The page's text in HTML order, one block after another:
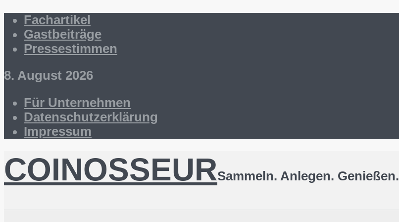
Fachartikel
Gastbeiträge
Pressestimmen
8. August 2026
Für Unternehmen
Datenschutzerklärung
Impressum
COINOSSEURSammeln. Anlegen. Genießen.